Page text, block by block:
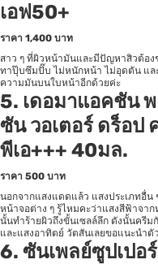
เอฟ50+
ราคา 1,400 บาท
สาว ๆ ที่ผิวหน้ามันและมีปัญหาสิวต้อง
ทาปุ๊บซึมปั๊บ ไม่หนักหน้า ไม่อุดตัน แล
ความมันบนใบหน้าอีกด้วยค่ะ
5. เดอมาแอคชัน
ซัน วอเตอร์ ดร็อป
พีเอ+++ 40มล.
ราคา 500 บาท
นอกจากแสงแดดแล้ว แสงประเภทอื่น
หน้าจอต่าง ๆ รู้ไหมคะว่าแสงสีฟ้าจา
นั้นทำร้ายผิวถึงขั้นเซลล์ลึก ดังนั้นครี
และแสงอาทิตย์ วัตสันเลยขอแนะนำตั
6. ซันเพลย์ซูปเปอ